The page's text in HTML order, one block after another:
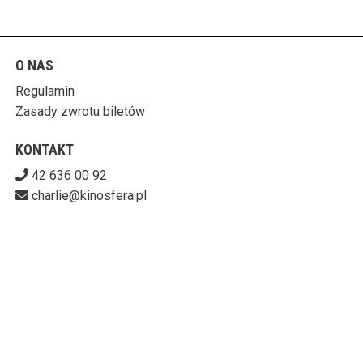
O NAS
Regulamin
Zasady zwrotu biletów
KONTAKT
42 636 00 92
charlie@kinosfera.pl